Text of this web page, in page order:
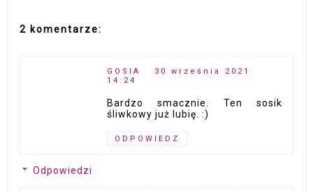
2 komentarze:
GOSIA
30 września 2021
14:24
Bardzo smacznie. Ten sosik
śliwkowy już lubię. :)
ODPOWIEDZ
Odpowiedzi